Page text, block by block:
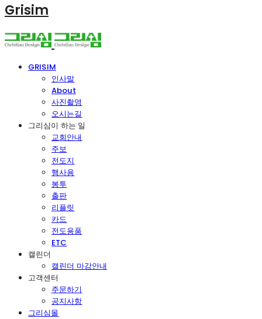
Grisim
GRISIM
인사말
About
사진촬영
오시는길
그리심이 하는 일
교회안내
주보
전도지
행사용
봉투
출판
리플릿
카드
전도용품
ETC
캘린더
캘린더 마감안내
고객센터
주문하기
공지사항
그리심몰